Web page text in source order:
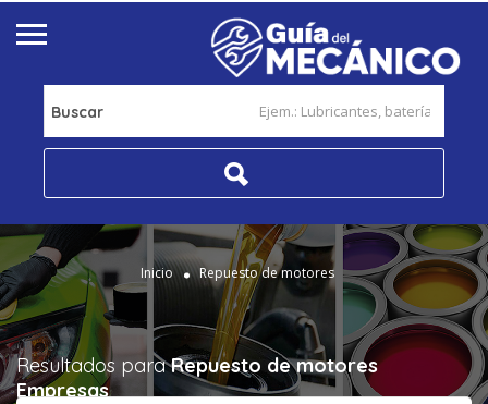
Buscar
Inicio Repuesto de motores
Resultados paraRepuesto de motores
Empresas